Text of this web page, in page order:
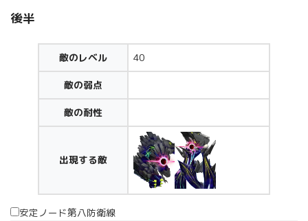
後半
敵のレベル 40
敵の弱点
敵の耐性
出現する敵
安定ノード第八防衛線